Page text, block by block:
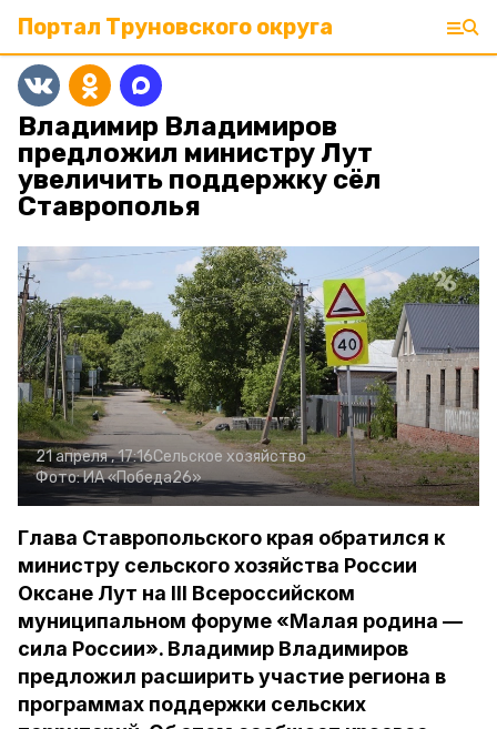
Портал Труновского округа
Владимир Владимиров
предложил министру Лут
увеличить поддержку сёл
Ставрополья
21 апреля , 17:16Сельское хозяйство
Фото:ИА «Победа26»
Глава Ставропольского края обратился к
министру сельского хозяйства России
Оксане Лут на III Всероссийском
муниципальном форуме «Малая родина —
сила России». Владимир Владимиров
предложил расширить участие региона в
программах поддержки сельских